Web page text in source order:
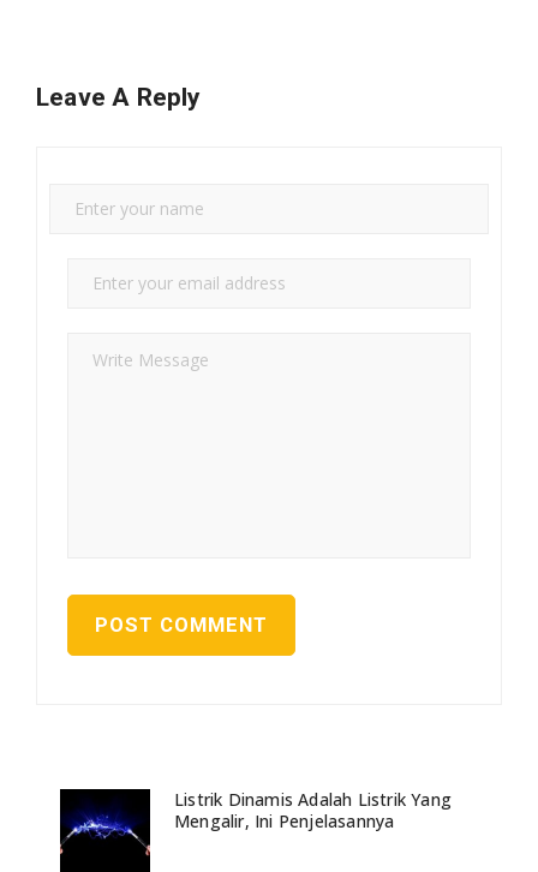
Leave A Reply
Listrik Dinamis Adalah Listrik Yang
Mengalir, Ini Penjelasannya